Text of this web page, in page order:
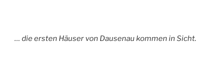
… die ersten Häuser von Dausenau kommen in Sicht.